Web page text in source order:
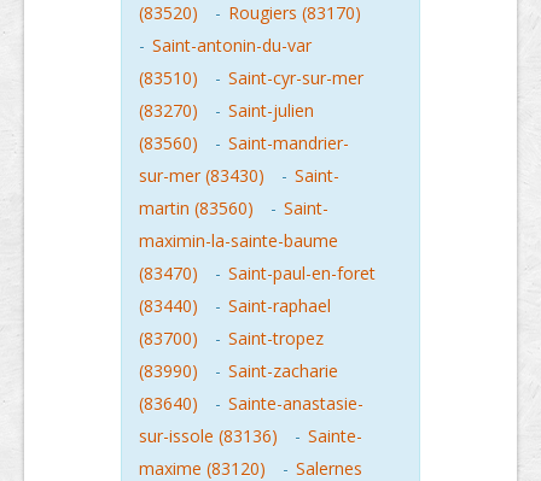
(83520)
- Rougiers (83170)
- Saint-antonin-du-var
(83510)
- Saint-cyr-sur-mer
(83270)
- Saint-julien
(83560)
- Saint-mandrier-
sur-mer (83430)
- Saint-
martin (83560)
- Saint-
maximin-la-sainte-baume
(83470)
- Saint-paul-en-foret
(83440)
- Saint-raphael
(83700)
- Saint-tropez
(83990)
- Saint-zacharie
(83640)
- Sainte-anastasie-
sur-issole (83136)
- Sainte-
maxime (83120)
- Salernes